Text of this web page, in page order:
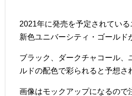
2021年に発売を予定されてい
新色ユニバーシティ・ゴールド
ブラック、ダークチャコール、
ルドの配色で彩られると予想さ
画像はモックアップになるので